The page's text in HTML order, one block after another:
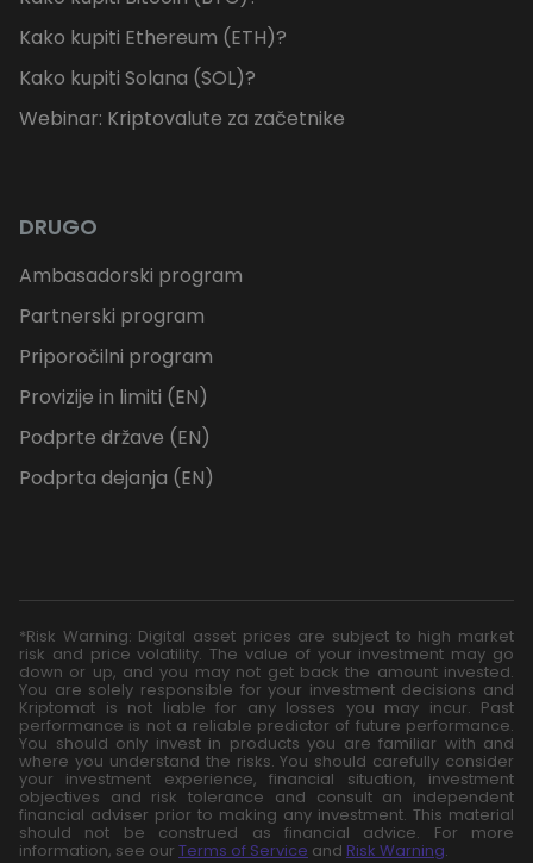
Kako kupiti Ethereum (ETH)?
Kako kupiti Solana (SOL)?
Webinar: Kriptovalute za začetnike
DRUGO
Ambasadorski program
Partnerski program
Priporočilni program
Provizije in limiti (EN)
Podprte države (EN)
Podprta dejanja (EN)
*Risk Warning: Digital asset prices are subject to high market
risk and price volatility. The value of your investment may go
down or up, and you may not get back the amount invested.
You are solely responsible for your investment decisions and
Kriptomat is not liable for any losses you may incur. Past
performance is not a reliable predictor of future performance.
You should only invest in products you are familiar with and
where you understand the risks. You should carefully consider
your investment experience, financial situation, investment
objectives and risk tolerance and consult an independent
financial adviser prior to making any investment. This material
should not be construed as financial advice. For more
information, see our Terms of Service and Risk Warning.